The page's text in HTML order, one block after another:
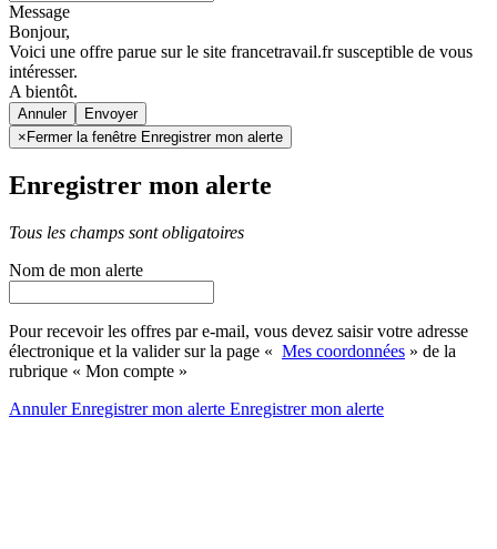
Message
Bonjour,
Voici une offre parue sur le site francetravail.fr susceptible de vous
intéresser.
A bientôt.
Annuler
× Fermer la fenêtre Enregistrer mon alerte
Enregistrer mon alerte
Tous les champs sont obligatoires
Nom de mon alerte
Pour recevoir les offres par e-mail, vous devez saisir votre adresse
électronique et la valider sur la page « Mes coordonnées » de la
rubrique « Mon compte »
AnnulerEnregistrer mon alerte Enregistrermon alerte